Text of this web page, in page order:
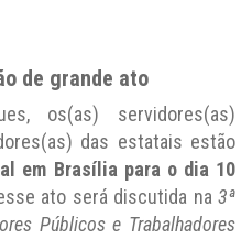
de grande ato
os(as) servidores(as)
das estatais estão
em Brasília para o dia 10
ato será discutida na 3ª
Públicos e Trabalhadores